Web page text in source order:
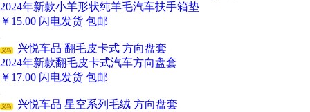
2024年新款小羊形状纯羊毛汽车扶手箱垫
￥ 15.00 闪电发货 包邮
义乌
兴悦车品 翻毛皮卡式 方向盘套
2024年新款翻毛皮卡式汽车方向盘套
￥ 17.00 闪电发货 包邮
义乌
兴悦车品 星空系列毛绒 方向盘套